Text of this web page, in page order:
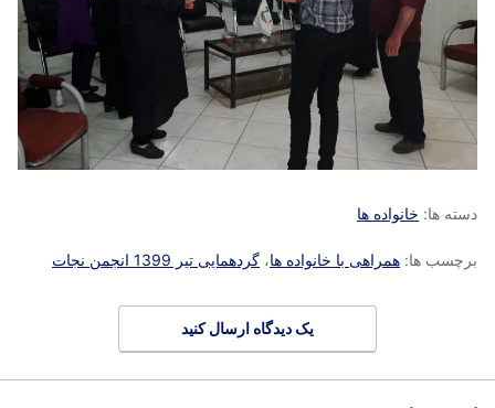
دسته ها: خانواده ها
برچسب ها: همراهی با خانواده ها، گردهمایی تیر 1399 انجمن نجات
یک دیدگاه ارسال کنید